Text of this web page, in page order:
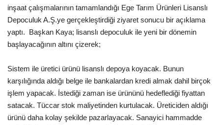
Ekonomi
Siyaset
Yaşam
Künye
inşaat çalışmalarının tamamlandığı Ege Tarım Ürünleri Lisanslı
Depoculuk A.Ş.ye gerçekleştirdiği ziyaret sonucu bir açıklama
yaptı. Başkan Kaya; lisanslı depoculuk ile yeni bir dönemin
başlayacağının altını çizerek;
Sistem ile üretici ürünü lisanslı depoya koyacak. Bunun
karşılığında aldığı belge ile bankalardan kredi almak dahil birçok
işlem yapacak. İstediği zaman ise ürününü hedeflediği fiyattan
satacak. Tüccar stok maliyetinden kurtulacak. Üreticiden aldığı
ürünü daha kolay şekilde pazarlayacak. Sanayici hammadde